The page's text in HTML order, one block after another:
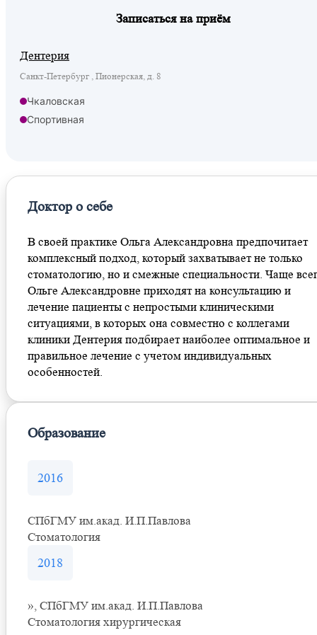
Записаться на приём
Дентерия
Санкт-Петербург , Пионерская, д. 8
Чкаловская
Спортивная
Доктор о себе
В своей практике Ольга Александровна предпочитает
комплексный подход, который захватывает не только
стоматологию, но и смежные специальности. Чаще
Ольге Александровне приходят на консультацию и
лечение пациенты с непростыми клиническими
ситуациями, в которых она совместно с коллегами
клиники Дентерия подбирает наиболее оптимальное и
правильное лечение с учетом индивидуальных
особенностей.
Образование
2016
СПбГМУ им.акад. И.П.Павлова
Стоматология
2018
», СПбГМУ им.акад. И.П.Павлова
Стоматология хирургическая